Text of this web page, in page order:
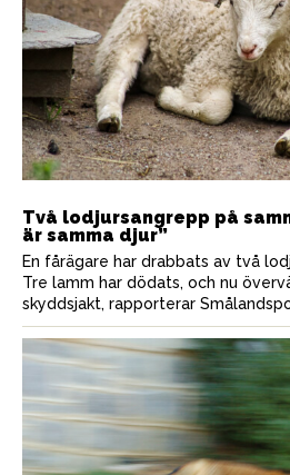
Två lodjursangrepp på
är samma djur”
En fårägare har drabbats av två
Tre lamm har dödats, och nu
skyddsjakt, rapporterar